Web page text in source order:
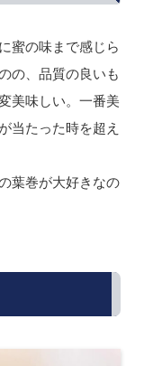
蜜の味まで感じら
の、品質の良いも
美味しい。一番美
当たった時を超え
葉巻が大好きなの